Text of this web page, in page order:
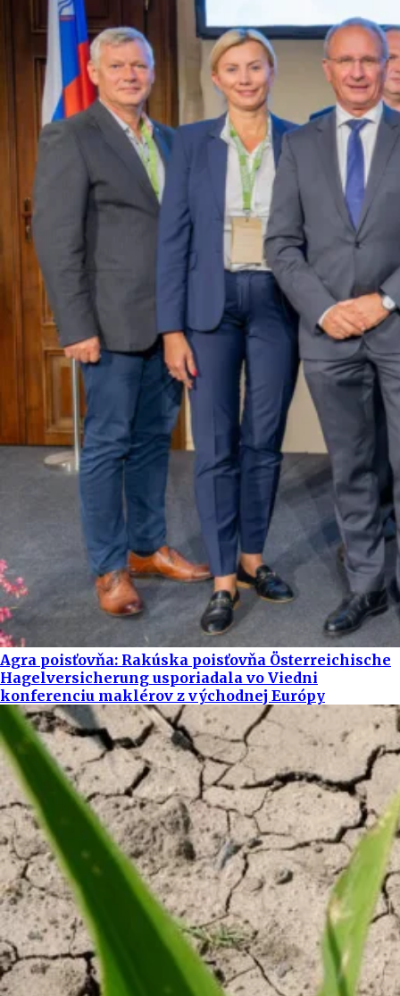
Agra poisťovňa: Rakúska poisťovňa Österreichische
Hagelversicherung usporiadala vo Viedni
konferenciu maklérov z východnej Európy